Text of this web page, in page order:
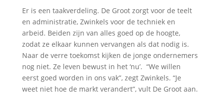
Er is een taakverdeling. De Groot zorgt voor de teelt
en administratie, Zwinkels voor de techniek en
arbeid. Beiden zijn van alles goed op de hoogte,
zodat ze elkaar kunnen vervangen als dat nodig is.
Naar de verre toekomst kijken de jonge ondernemers
nog niet. Ze leven bewust in het ‘nu’. “We willen
eerst goed worden in ons vak”, zegt Zwinkels. “Je
weet niet hoe de markt verandert”, vult De Groot aan.